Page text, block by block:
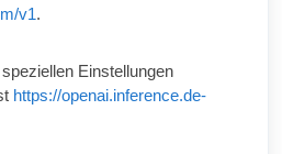
v1.
Einstellungen
https://openai.inference.de-